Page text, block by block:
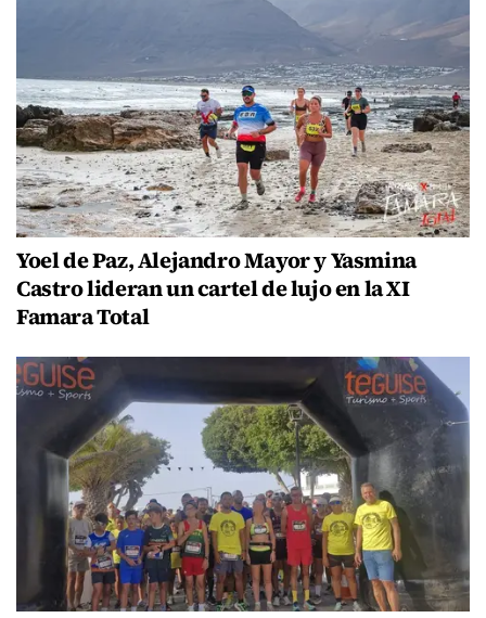
Yoel de Paz, Alejandro Mayor y Yasmina
Castro lideran un cartel de lujo en la XI
Famara Total